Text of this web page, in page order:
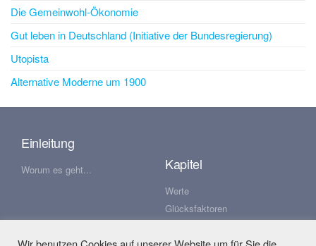
Die Gemeinwohl-Ökonomie
Gut leben in Deutschland (Initiative der Bundesregierung)
Utopista
Alternative Moderne um 1900
Einleitung
Worum es geht... Kapitel
Werte
Glücksfaktoren